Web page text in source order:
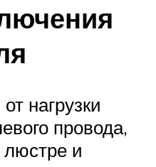
нагрузки
провода,
люстре и